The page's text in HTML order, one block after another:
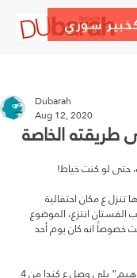
سوري
طريقته الخاصة
Dubarah
Aug 12, 2020
لو كنت خياط!
ع مكان احتفالية
انتزع، الموضوع
خصوصاً انه كان يوم أحد